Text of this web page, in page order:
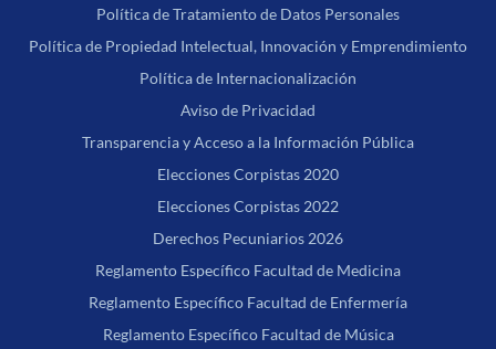
Política de Tratamiento de Datos Personales
Política de Propiedad Intelectual, Innovación y Emprendimiento
Política de Internacionalización
Aviso de Privacidad
Transparencia y Acceso a la Información Pública
Elecciones Corpistas 2020
Elecciones Corpistas 2022
Derechos Pecuniarios 2026
Reglamento Específico Facultad de Medicina
Reglamento Específico Facultad de Enfermería
Reglamento Específico Facultad de Música